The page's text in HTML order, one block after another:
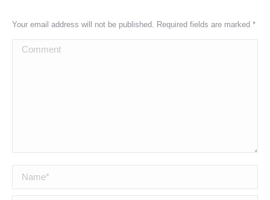
Your email address will not be published. Required fields are marked *
Comment
Name *